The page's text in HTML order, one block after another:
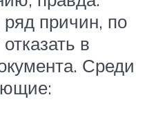
причин, по
в
Среди